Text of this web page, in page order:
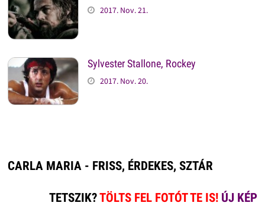
2017. Nov. 21.
Sylvester Stallone, Rockey
2017. Nov. 20.
CARLA MARIA - FRISS, ÉRDEKES, SZTÁR
TETSZIK?TÖLTS FEL FOTÓT TE IS! ÚJ KÉP